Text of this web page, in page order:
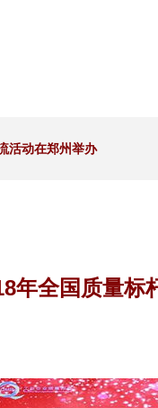
活动在郑州举办
年全国质量标